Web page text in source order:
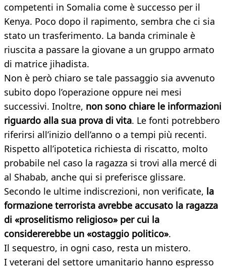
competenti in Somalia come è successo per il
Kenya. Poco dopo il rapimento, sembra che ci sia
stato un trasferimento. La banda criminale è
riuscita a passare la giovane a un gruppo armato
di matrice jihadista.
Non è però chiaro se tale passaggio sia avvenuto
subito dopo l’operazione oppure nei mesi
successivi. Inoltre, non sono chiare le informazioni
riguardo alla sua prova di vita. Le fonti potrebbero
riferirsi all’inizio dell’anno o a tempi più recenti.
Rispetto all’ipotetica richiesta di riscatto, molto
probabile nel caso la ragazza si trovi alla mercé di
al Shabab, anche qui si preferisce glissare.
Secondo le ultime indiscrezioni, non verificate, la
formazione terrorista avrebbe accusato la ragazza
di «proselitismo religioso» per cui la
considererebbe un «ostaggio politico».
Il sequestro, in ogni caso, resta un mistero.
I veterani del settore umanitario hanno espresso